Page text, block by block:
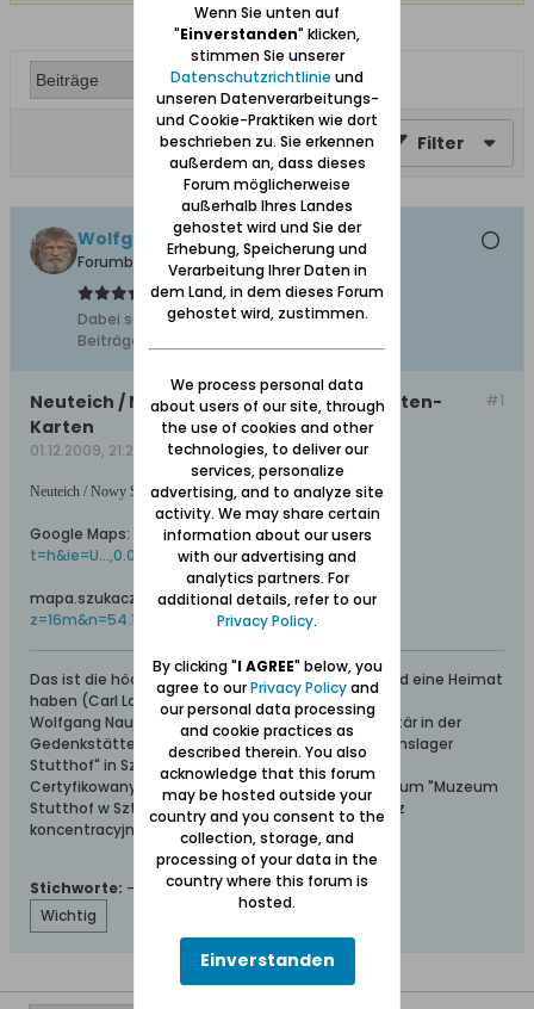
Filter
Wolfgang
Forumbetreiber
Dabei seit:
10.02.2008
Beiträge:
#1
Neuteich / Nowy Staw auf Online-/Satelliten-
Karten
01.12.2009, 21:29
Neuteich / Nowy Staw auf Online-/Satelliten-Karten:
Google Maps:
http://maps.google.com/maps?
t=h&ie=U...,0.045447&z=15
mapa.szukacz.pl:http://mapa.szukacz.pl/?
z=16m&n=54.13295&e=19.00918
Das ist die höchste aller Gaben: Geborgen sein und eine Heimat
haben (Carl Lange)
Wolfgang Naujocks: Zertifizierter Führer und Volontär in der
Gedenkstätte/Museum "Deutsches Konzentrationslager
Stutthof" in Sztutowo
Certyfikowany przewodnik i wolontariusz po muzeum "Muzeum
Stutthof w Sztutowie - Niemiecki nazistowski obóz
koncentracyjny i zagłady"
Stichworte: -
Wichtig
Wenn Sie unten auf
"Einverstanden" klicken,
stimmen Sie unserer
Datenschutzrichtlinie und
unseren Datenverarbeitungs-
und Cookie-Praktiken wie dort
beschrieben zu. Sie erkennen
außerdem an, dass dieses
Forum möglicherweise
außerhalb Ihres Landes
gehostet wird und Sie der
Erhebung, Speicherung und
Verarbeitung Ihrer Daten in
dem Land, in dem dieses Forum
gehostet wird, zustimmen.
We process personal data
about users of our site, through
the use of cookies and other
technologies, to deliver our
services, personalize
advertising, and to analyze site
activity. We may share certain
information about our users
with our advertising and
analytics partners. For
additional details, refer to our
Privacy Policy.
By clicking "I AGREE" below, you
agree to ourPrivacy Policyand
our personal data processing
and cookie practices as
described therein. You also
acknowledge that this forum
may be hosted outside your
country and you consent to the
collection, storage, and
processing of your data in the
country where this forum is
hosted.
Einverstanden